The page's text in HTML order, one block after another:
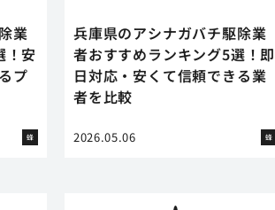
業
！安
プ
蜂
兵庫県のアシナガバチ駆除業
者おすすめランキング5選！即
日対応・安くて信頼できる業
者を比較
2026.05.06 蜂